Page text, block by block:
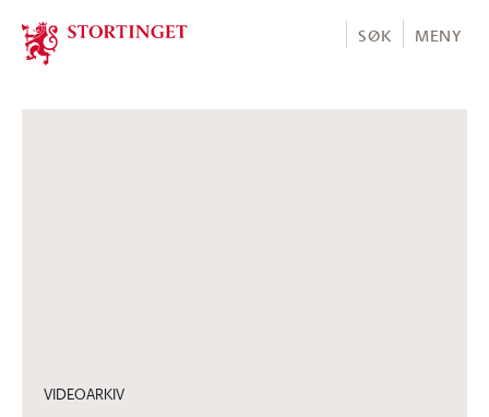
Stortinget.no
SØK MENY
VIDEOARKIV